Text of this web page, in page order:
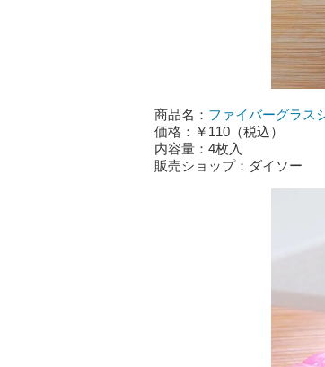
商品名： ファイバーグラス
価格：￥110（税込）
内容量：4枚入
販売ショップ：ダイソー